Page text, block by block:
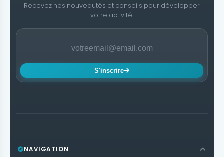
Recevez nos nouveautés et conseils pour développer
votre activité.
S'inscrire
NAVIGATION